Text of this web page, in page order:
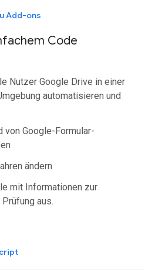
Add-ons
Code
Nutzer Google Drive in einer
automatisieren und
von Google-Formular-
ändern
mit Informationen zur
aus.